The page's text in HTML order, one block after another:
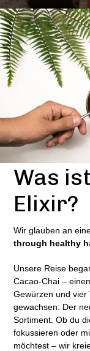
Was
Elixir?
Wir glauben an
through healthy
Unsere Reise
Cacao-Chai –
Gewürzen und vier
gewachsen: Der
Sortiment. Ob du
fokussieren oder
möchtest – wir